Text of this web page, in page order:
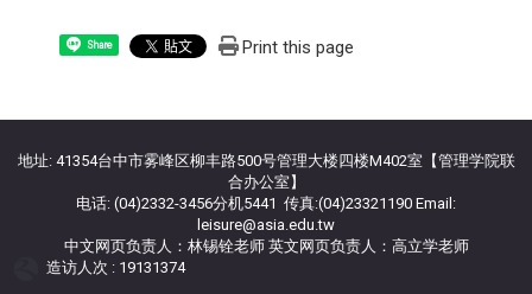
Share Print this page
地址: 41354台中市雾峰区柳丰路500号管理大楼四楼M402室【管理学院联
合办公室】
电话: (04)2332-3456分机5441 传真:(04)23321190 Email:
leisure@asia.edu.tw
中文网页负责人：林锡铨老师 英文网页负责人：高立学老师
造访人次 : 19131374